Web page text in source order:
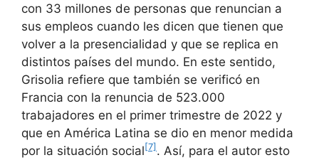
con 33 millones de personas que renuncian a
sus empleos cuando les dicen que tienen que
volver a la presencialidad y que se replica en
distintos países del mundo. En este sentido,
Grisolia refiere que también se verificó en
Francia con la renuncia de 523.000
trabajadores en el primer trimestre de 2022 y
que en América Latina se dio en menor medida
por la situación social[7] . Así, para el autor esto